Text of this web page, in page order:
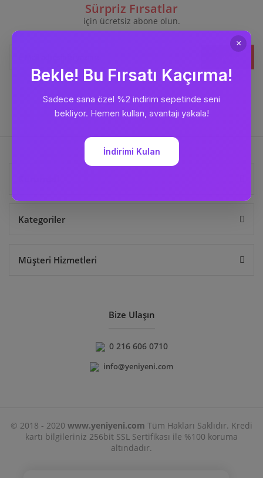
Sürpriz Fırsatlar
için ücretsiz abone olun.
Bizi
Takip Edin
Kategoriler
Müşteri Hizmetleri
Bize Ulaşın
0 216 606 0710
info@yeniyeni.com
© 2018 - 2020 www.yeniyeni.com Tüm Hakları Saklıdır. Kredi
kartı bilgileriniz 256bit SSL Sertifikası ile %100 koruma
altındadır.